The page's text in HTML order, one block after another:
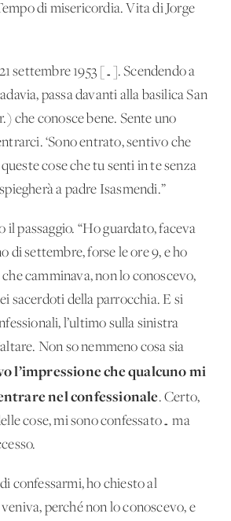
di misericordia. Vita di Jorge
settembre 1953 […]. Scendendo a
passa davanti alla basilica San
che conosce bene. Sente uno
‘Sono entrato, sentivo che
cose che tu senti in te senza
a padre Isasmendi.”
il passaggio. “Ho guardato, faceva
di settembre, forse le ore 9, e ho
camminava, non lo conoscevo,
sacerdoti della parrocchia. E si
l’ultimo sulla sinistra
Non so nemmeno cosa sia
l’impressione che qualcuno mi
nel confessionale. Certo,
cose, mi sono confessato… ma
confessarmi, ho chiesto al
perché non lo conoscevo, e